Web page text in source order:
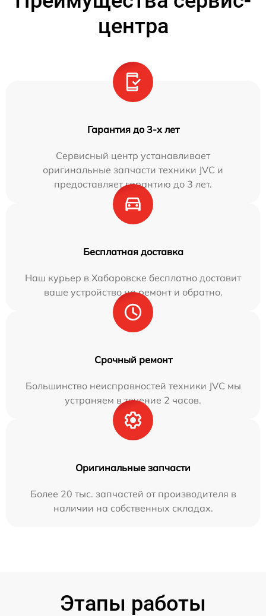
центра
Гарантия до 3-х лет
Сервисный центр устанавливает
оригинальные запчасти техники JVC и
предоставляет гарантию до 3 лет.
Бесплатная доставка
Наш курьер в Хабаровске бесплатно доставит
ваше устройство на ремонт и обратно.
Срочный ремонт
Большинство неисправностей техники JVC мы
устраняем в течение 2 часов.
Оригинальные запчасти
Более 20 тыс. запчастей от производителя в
наличии на собственных складах.
Этапы работы